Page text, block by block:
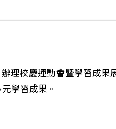
理校慶運動會暨學習成
學習成果。